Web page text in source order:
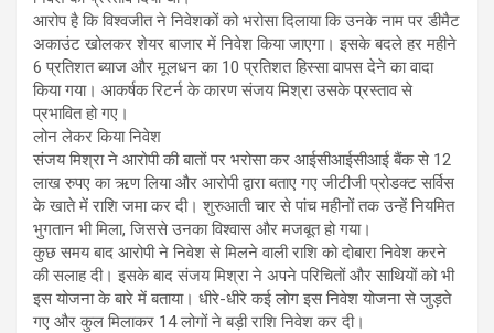
आरोप है कि विश्वजीत ने निवेशकों को भरोसा दिलाया कि उनके नाम पर डीमैट
अकाउंट खोलकर शेयर बाजार में निवेश किया जाएगा। इसके बदले हर महीने
6 प्रतिशत ब्याज और मूलधन का 10 प्रतिशत हिस्सा वापस देने का वादा
किया गया। आकर्षक रिटर्न के कारण संजय मिश्रा उसके प्रस्ताव से
प्रभावित हो गए।
लोन लेकर किया निवेश
संजय मिश्रा ने आरोपी की बातों पर भरोसा कर आईसीआईसीआई बैंक से 12
लाख रुपए का ऋण लिया और आरोपी द्वारा बताए गए जीटीजी प्रोडक्ट सर्विस
के खाते में राशि जमा कर दी। शुरुआती चार से पांच महीनों तक उन्हें नियमित
भुगतान भी मिला, जिससे उनका विश्वास और मजबूत हो गया।
कुछ समय बाद आरोपी ने निवेश से मिलने वाली राशि को दोबारा निवेश करने
की सलाह दी। इसके बाद संजय मिश्रा ने अपने परिचितों और साथियों को भी
इस योजना के बारे में बताया। धीरे-धीरे कई लोग इस निवेश योजना से जुड़ते
गए और कुल मिलाकर 14 लोगों ने बड़ी राशि निवेश कर दी।